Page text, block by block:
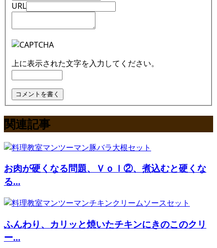
URL
上に表示された文字を入力してください。
関連記事
お肉が硬くなる問題、Ｖｏｌ②、煮込むと硬くな
る...
ふんわり、カリッと焼いたチキンにきのこのクリ
ー...